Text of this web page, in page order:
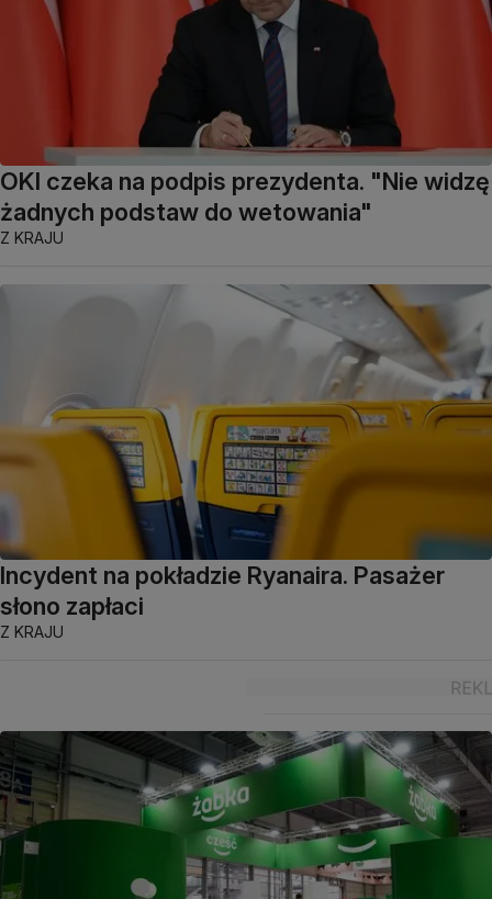
OKI czeka na podpis prezydenta. "Nie widzę
żadnych podstaw do wetowania"
Z KRAJU
Incydent na pokładzie Ryanaira. Pasażer
słono zapłaci
Z KRAJU